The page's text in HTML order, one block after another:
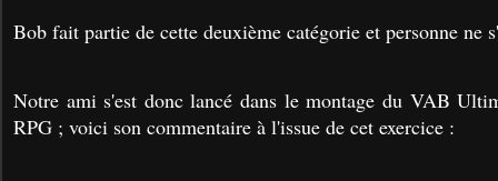
Bob fait partie de cette deuxième catégorie et personne ne
Notre ami s'est donc lancé dans le montage du VAB
RPG ; voici son commentaire à l'issue de cet exercice :